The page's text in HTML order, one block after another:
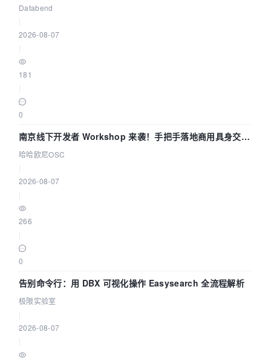
企业构建全链路 Trace 数据管道
Databend
2026-08-07
181
0
南京线下开发者 Workshop 来袭！手把手落地商用具身交互
智能 Agent 应用
哈哈欧尼OSC
2026-08-07
266
0
告别命令行：用 DBX 可视化操作 Easysearch 全流程解析
极限实验室
2026-08-07